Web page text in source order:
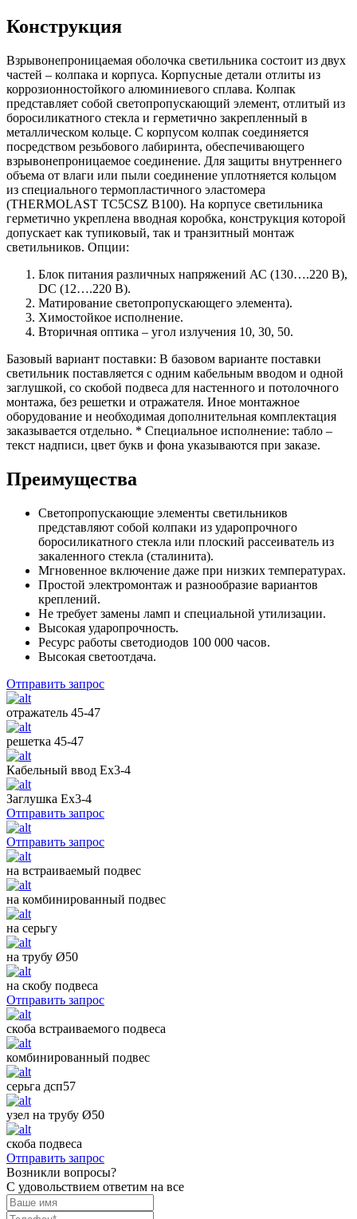
Конструкция
Взрывонепроницаемая оболочка светильника состоит из двух
частей – колпака и корпуса. Корпусные детали отлиты из
коррозионностойкого алюминиевого сплава. Колпак
представляет собой светопропускающий элемент, отлитый из
боросиликатного стекла и герметично закрепленный в
металлическом кольце. С корпусом колпак соединяется
посредством резьбового лабиринта, обеспечивающего
взрывонепроницаемое соединение. Для защиты внутреннего
объема от влаги или пыли соединение уплотняется кольцом
из специального термопластичного эластомера
(THERMOLAST TC5CSZ B100). На корпусе светильника
герметично укреплена вводная коробка, конструкция которой
допускает как тупиковый, так и транзитный монтаж
светильников. Опции:
Блок питания различных напряжений АС (130….220 В),
DC (12….220 В).
Матирование светопропускающего элемента).
Химостойкое исполнение.
Вторичная оптика – угол излучения 10, 30, 50.
Базовый вариант поставки: В базовом варианте поставки
светильник поставляется с одним кабельным вводом и одной
заглушкой, со скобой подвеса для настенного и потолочного
монтажа, без решетки и отражателя. Иное монтажное
оборудование и необходимая дополнительная комплектация
заказывается отдельно. * Специальное исполнение: табло –
текст надписи, цвет букв и фона указываются при заказе.
Преимущества
Светопропускающие элементы светильников
представляют собой колпаки из ударопрочного
боросиликатного стекла или плоский рассеиватель из
закаленного стекла (сталинита).
Мгновенное включение даже при низких температурах.
Простой электромонтаж и разнообразие вариантов
креплений.
Не требует замены ламп и специальной утилизации.
Высокая ударопрочность.
Ресурс работы светодиодов 100 000 часов.
Высокая светоотдача.
Отправить запрос
отражатель 45-47
решетка 45-47
Кабельный ввод Ех3-4
Заглушка Ех3-4
Отправить запрос
Отправить запрос
на встраиваемый подвес
на комбинированный подвес
на серьгу
на трубу Ø50
на скобу подвеса
Отправить запрос
скоба встраиваемого подвеса
комбинированный подвес
серьга дсп57
узел на трубу Ø50
скоба подвеса
Отправить запрос
Возникли вопросы?
С удовольствием ответим на все